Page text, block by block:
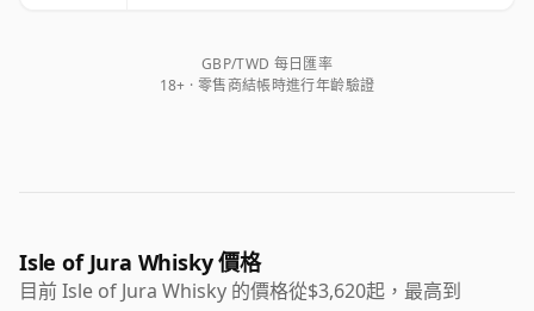
GBP/TWD 每日匯率
18+ · 零售商結帳時進行年齡驗證
Isle of Jura Whisky 價格
目前 Isle of Jura Whisky 的價格從$3,620起，最高到